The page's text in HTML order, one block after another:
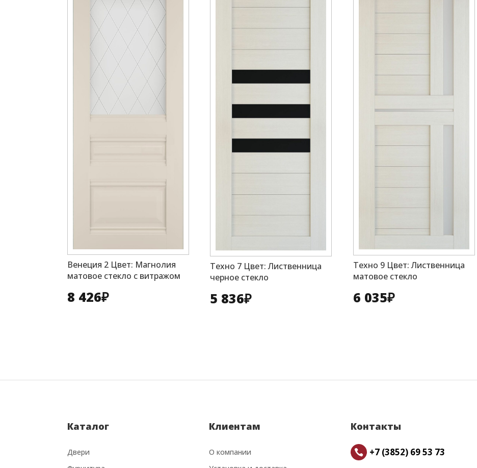
Венеция 2 Цвет: Магнолия
матовое стекло с витражом
8 426₽
Техно 7 Цвет: Лиственница
черное стекло
5 836₽
Техно 9 Цвет: Лиственница
матовое стекло
6 035₽
Каталог
Двери
Клиентам
О компании
Контакты
 +7 (3852) 69 53 73